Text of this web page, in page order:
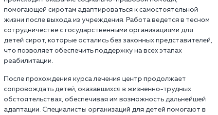
помогающей сиротам адаптироваться к самостоятельной
жизни после выхода из учреждения. Работа ведется в тесном
сотрудничестве с государственными организациями для
детей сирот, которые остались без законных представителей,
что позволяет обеспечить поддержку на всех этапах
реабилитации.
После прохождения курса лечения центр продолжает
сопровождать детей, оказавшихся в жизненно-трудных
обстоятельствах, обеспечивая им возможность дальнейшей
адаптации. Специалисты организаций для детей помогают в